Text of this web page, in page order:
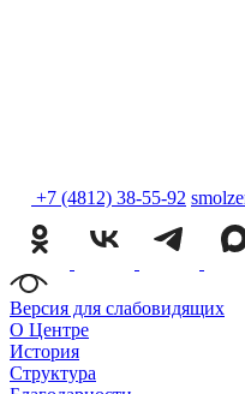
+7 (4812) 38-55-92
Версия для слабовидящих
О Центре
История
Структура